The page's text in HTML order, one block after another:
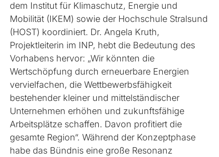
dem Institut für Klimaschutz, Energie und
Mobilität (IKEM) sowie der Hochschule Stralsund
(HOST) koordiniert. Dr. Angela Kruth,
Projektleiterin im INP, hebt die Bedeutung des
Vorhabens hervor: „Wir könnten die
Wertschöpfung durch erneuerbare Energien
vervielfachen, die Wettbewerbsfähigkeit
bestehender kleiner und mittelständischer
Unternehmen erhöhen und zukunftsfähige
Arbeitsplätze schaffen. Davon profitiert die
gesamte Region“. Während der Konzeptphase
habe das Bündnis eine große Resonanz